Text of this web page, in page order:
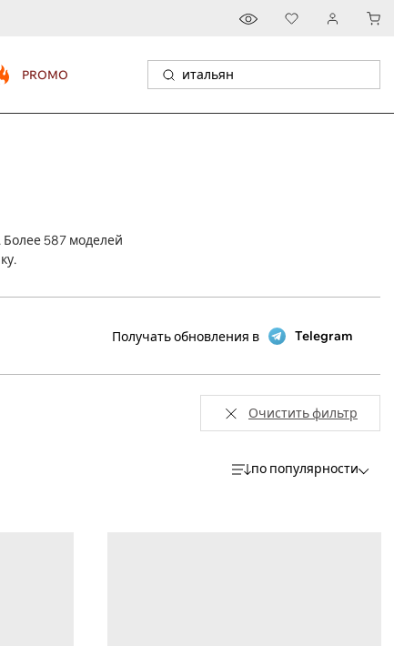
PROMO
587 моделей
Получать обновления в Telegram
Очистить фильтр
по популярности